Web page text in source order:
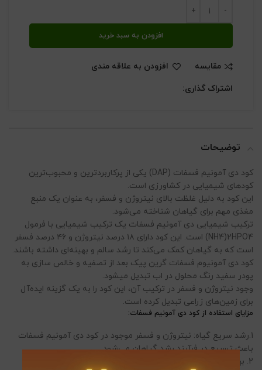
افزودن به سبد خرید
مقایسه
افزودن به علاقه مندی
اشتراک گذاری:
توضیحات
کود دی آمونیم فسفات (DAP) یکی از پرکاربردترین و محبوب‌ترین
کودهای شیمیایی در کشاورزی است.
این کود به دلیل غلظت بالای نیتروژن و فسفر، به عنوان یک منبع
مغذی مهم برای گیاهان شناخته می‌شود.
ترکیب شیمیایی دی آمونیم فسفات یک ترکیب شیمیایی با فرمول
NH4)2HPO4) است. این کود دارای ۱۸ درصد نیتروژن و ۴۶ درصد فسفر
است که به گیاهان کمک می‌کند تا رشد سالم و بهینه‌ای داشته باشند.
کود دی آمونیوم فسفات گرین پیک بعد از تصفیه و خالص سازی به
پودر سفید رنگ محلول در اب تبدیل میشود.
وجود نیتروژن و فسفر در ترکیب آن، این کود را به یک گزینه ایده‌آل
برای زمین‌های زراعی تبدیل کرده است.
مزایای استفاده از کود دی آمونیم فسفات:
1.رشد سریع گیاه: نیتروژن و فسفر موجود در کود دی آمونیم فسفات
باعث تسریع در فرآیند رشد گیاهان می‌شود.
2. بهبود کیفیت محصول: استفاده از این کود می‌تواند به افزایش